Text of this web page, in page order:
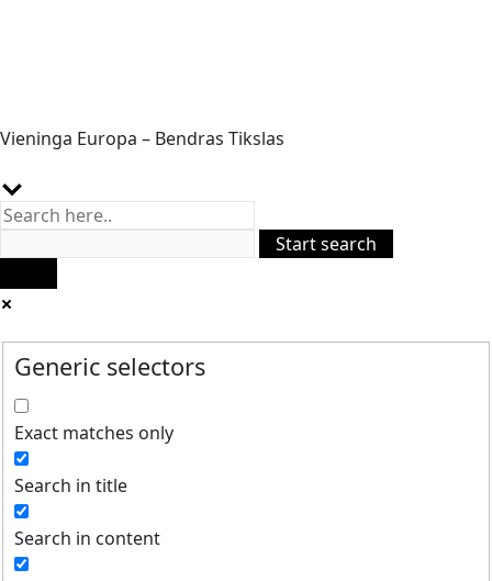
Vieninga Europa – Bendras Tikslas
Generic selectors
Exact matches only
Search in title
Search in content